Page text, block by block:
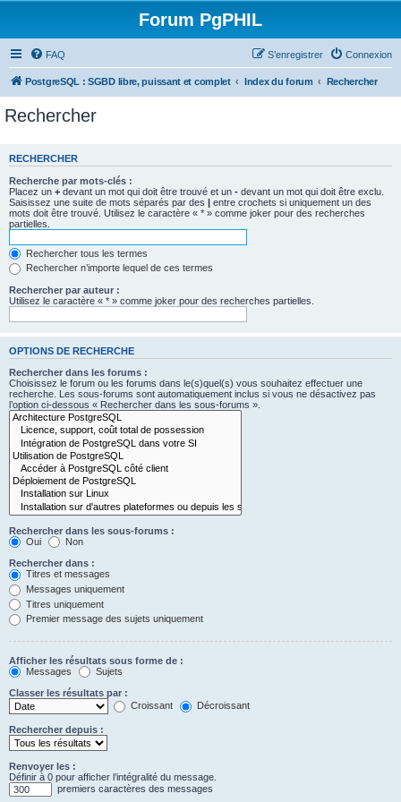
Forum PgPHIL
FAQ Connexion
S’enregistrer
PostgreSQL : SGBD libre, puissant et complet Index du forum Rechercher
Rechercher
RECHERCHER
Recherche par mots-clés :
Placez un + devant un mot qui doit être trouvé et un - devant un mot qui doit être exclu.
Saisissez une suite de mots séparés par des | entre crochets si uniquement un des
mots doit être trouvé. Utilisez le caractère « * » comme joker pour des recherches
partielles.
Rechercher tous les termes
Rechercher n’importe lequel de ces termes
Rechercher par auteur :
Utilisez le caractère « * » comme joker pour des recherches partielles.
OPTIONS DE RECHERCHE
Rechercher dans les forums :
Choisissez le forum ou les forums dans le(s)quel(s) vous souhaitez effectuer une
recherche. Les sous-forums sont automatiquement inclus si vous ne désactivez pas
l’option ci-dessous « Rechercher dans les sous-forums ».
Rechercher dans les sous-forums :
Oui
Non
Rechercher dans :
Titres et messages
Messages uniquement
Titres uniquement
Premier message des sujets uniquement
Afficher les résultats sous forme de :
Messages
Sujets
Classer les résultats par :
Croissant
Décroissant
Rechercher depuis :
Renvoyer les :
Définir à 0 pour afficher l’intégralité du message.
premiers caractères des messages